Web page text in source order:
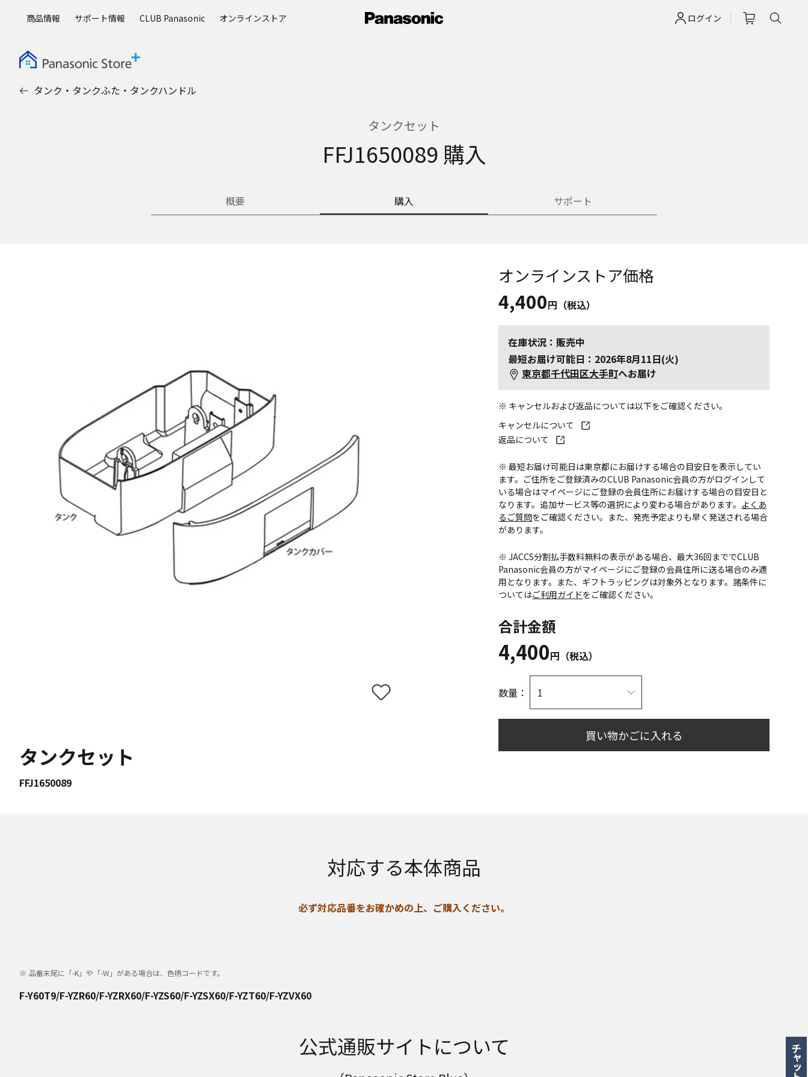
ログイン
商品情報 サポート情報 CLUB Panasonic オンラインストア
タンク・タンクふた・タンクハンドル
タンクセット
FFJ1650089 購入
概要 購入 サポート
タンクセット
FFJ1650089
オンラインストア価格
4,400円（税込）
在庫状況：販売中
最短お届け可能日：2026年8月11日(火)
東京都千代田区大手町へお届け
※ キャンセルおよび返品については以下をご確認ください。
キャンセルについて
返品について
※ 最短お届け可能日は東京都にお届けする場合の目安日を表示してい
ます。ご住所をご登録済みのCLUB Panasonic会員の方がログインして
いる場合はマイページにご登録の会員住所にお届けする場合の目安日と
なります。追加サービス等の選択により変わる場合があります。 よくあ
るご質問をご確認ください。また、発売予定よりも早く発送される場合
があります。
※ JACCS分割払手数料無料の表示がある場合、最大36回まででCLUB
Panasonic会員の方がマイページにご登録の会員住所に送る場合のみ適
用となります。また、ギフトラッピングは対象外となります。諸条件に
ついてはご利用ガイドをご確認ください。
合計金額
4,400円（税込）
数量：
買い物かごに入れる
対応する本体商品
必ず対応品番をお確かめの上、ご購入ください。
品番末尾に「-K」や「-W」がある場合は、色柄コードです。
F-Y60T9/F-YZR60/F-YZRX60/F-YZS60/F-YZSX60/F-YZT60/F-YZVX60
公式通販サイトについて